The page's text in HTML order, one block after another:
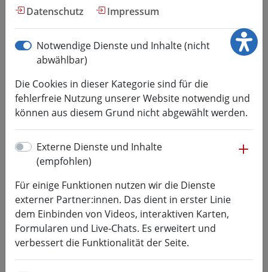
Diversity Management
Monika Häußler-Sczepan
Stipendium
Monika Häußler-Sczepan trifft die aktuelle
Stipendiatin des „Monika-Häußler-Sczepan-
Stipendiums“, Mirjam Werner.
Previous
Datenschutz
Impressum
Notwendige Dienste und Inhalte (nicht
abwählbar)
Die Cookies in dieser Kategorie sind für die
fehlerfreie Nutzung unserer Website notwendig und
können aus diesem Grund nicht abgewählt werden.
Externe Dienste und Inhalte
(empfohlen)
Für einige Funktionen nutzen wir die Dienste
externer Partner:innen. Das dient in erster Linie
dem Einbinden von Videos, interaktiven Karten,
Formularen und Live-Chats. Es erweitert und
verbessert die Funktionalität der Seite.